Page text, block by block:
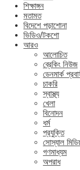
শিক্ষাঙ্গন
মতামত
বিদেশে পড়াশোনা
ভিডিও/টকশো
আরও
আলোচিত
ব্রেকিং নিউজ
ডেনমার্ক
চাকরি
স্বাস্থ্য
খেলা
বিনোদন
ধর্ম
প্রযুক্তি
সোস্যাল
গণমাধ্যম
অপরাধ